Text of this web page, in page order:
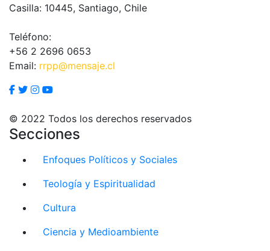
Casilla: 10445, Santiago, Chile
Teléfono:
+56 2 2696 0653
Email: rrpp@mensaje.cl
© 2022 Todos los derechos reservados
Secciones
Enfoques Políticos y Sociales
Teología y Espiritualidad
Cultura
Ciencia y Medioambiente